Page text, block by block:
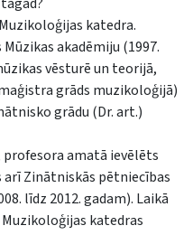
katedra.
akadēmiju (1997.
vēsturē un teorijā,
grāds muzikoloģijā)
grādu (Dr. art.)
profesora amatā ievēlēts
arī Zinātniskās pētniecības
līdz 2012. gadam). Laikā
katedras